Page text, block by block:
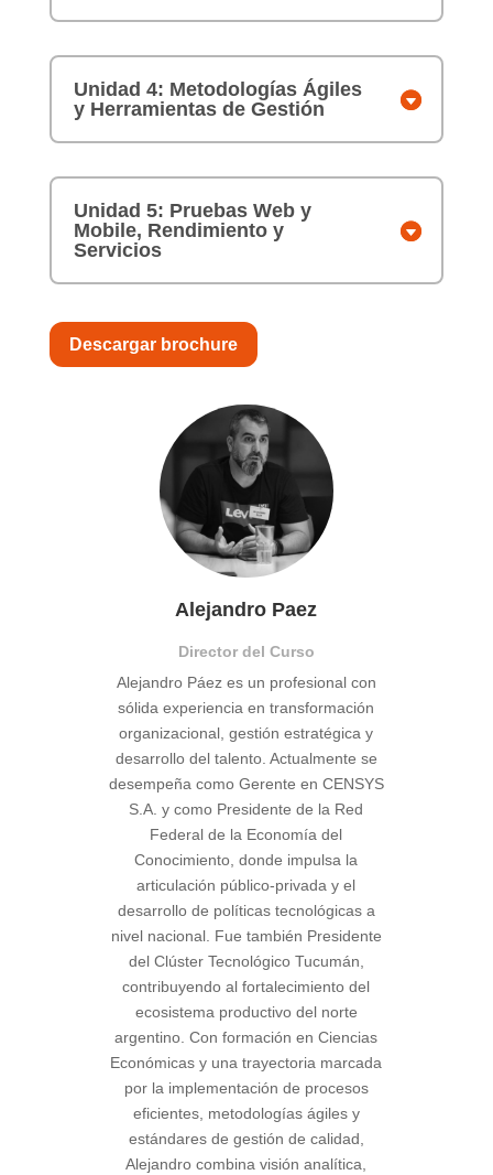
Unidad 4: Metodologías Ágiles
y Herramientas de Gestión
Unidad 5: Pruebas Web y
Mobile, Rendimiento y
Servicios
Descargar brochure
Alejandro Paez
Director del Curso
Alejandro Páez es un profesional con
sólida experiencia en transformación
organizacional, gestión estratégica y
desarrollo del talento. Actualmente se
desempeña como Gerente en CENSYS
S.A. y como Presidente de la Red
Federal de la Economía del
Conocimiento, donde impulsa la
articulación público-privada y el
desarrollo de políticas tecnológicas a
nivel nacional. Fue también Presidente
del Clúster Tecnológico Tucumán,
contribuyendo al fortalecimiento del
ecosistema productivo del norte
argentino. Con formación en Ciencias
Económicas y una trayectoria marcada
por la implementación de procesos
eficientes, metodologías ágiles y
estándares de gestión de calidad,
Alejandro combina visión analítica,